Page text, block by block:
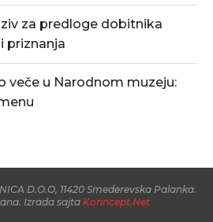
za predloge dobitnika
priznanja
veče u Narodnom muzeju:
D.O.O, 11420 Smederevska Palanka.
Izrada sajta Konncept.Net